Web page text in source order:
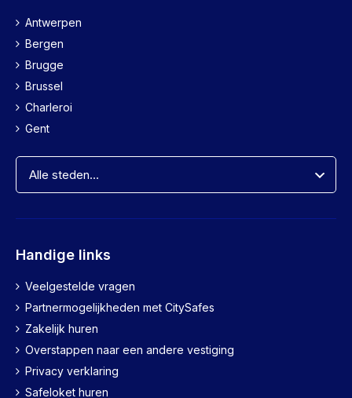
Antwerpen
Bergen
Brugge
Brussel
Charleroi
Gent
Handige links
Veelgestelde vragen
Partnermogelijkheden met CitySafes
Zakelijk huren
Overstappen naar een andere vestiging
Privacy verklaring
Safeloket huren